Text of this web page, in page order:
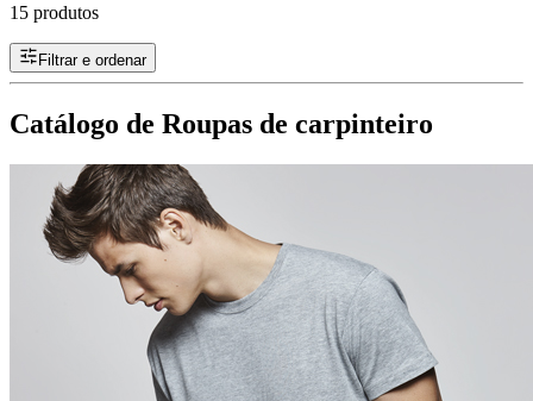
15 produtos
Filtrar e ordenar
Catálogo de Roupas de carpinteiro